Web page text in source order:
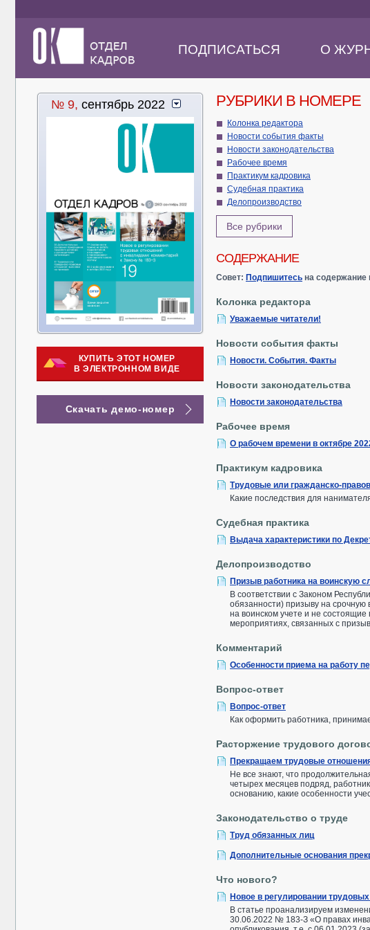
ПОДПИСАТЬСЯ О
№ 9, сентябрь 2022
КУПИТЬ ЭТОТ НОМЕР
В ЭЛЕКТРОННОМ ВИДЕ
Скачать демо-номер
РУБРИКИ В НОМЕРЕ
Колонка редактора
Новости события факты
Новости законодательства
Рабочее время
Практикум кадровика
Судебная практика
Делопроизводство
Все рубрики
СОДЕРЖАНИЕ
Совет: Подпишитесь на содержание
Колонка редактора
Уважаемые читатели!
Новости события факты
Новости. События. Факты
Новости законодательства
Новости законодательства
Рабочее время
О рабочем времени в октябре
Практикум кадровика
Трудовые или гражданско-
Какие последствия для
Судебная практика
Выдача характеристики по
Делопроизводство
Призыв работника на воинскую
В соответствии с Законом
обязанности) призыву на срочную
на воинском учете и не
мероприятиях, связанных с
Комментарий
Особенности приема на работу
Вопрос-ответ
Вопрос-ответ
Как оформить работника,
Расторжение трудового
Прекращаем трудовые
Не все знают, что
четырех месяцев подряд,
основанию, какие особенности
Законодательство о труде
Труд обязанных лиц
Дополнительные основания
Что нового?
Новое в регулировании
В статье проанализируем
30.06.2022 № 183-З «О правах